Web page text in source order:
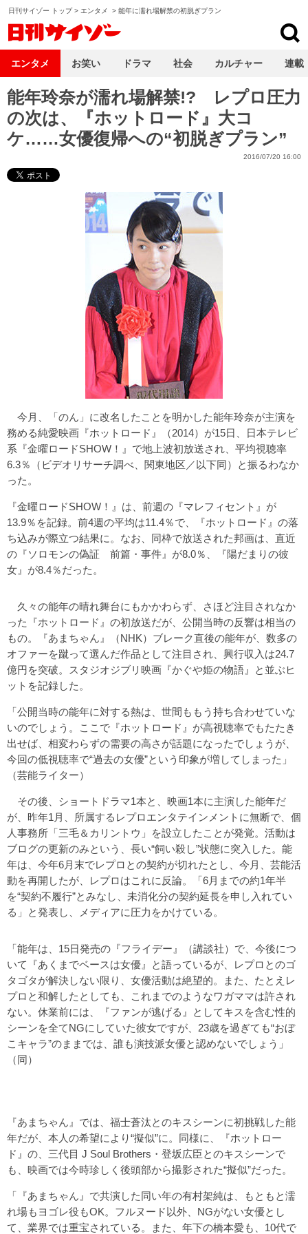
日刊サイゾー トップ> エンタメ > 能年に濡れ場解禁の初脱ぎプラン
能年玲奈が濡れ場解禁!? レプロ圧力
の次は、『ホットロード』大コ
ケ……女優復帰への“初脱ぎプラン”
2016/07/20 16:00
今月、「のん」に改名したことを明かした能年玲奈が主演を
務める純愛映画『ホットロード』（2014）が15日、日本テレビ
系『金曜ロードSHOW！』で地上波初放送され、平均視聴率
6.3％（ビデオリサーチ調べ、関東地区／以下同）と振るわなか
った。
『金曜ロードSHOW！』は、前週の『マレフィセント』が
13.9％を記録。前4週の平均は11.4％で、『ホットロード』の落
ち込みが際立つ結果に。なお、同枠で放送された邦画は、直近
の『ソロモンの偽証 前篇・事件』が8.0％、『陽だまりの彼
女』が8.4％だった。
久々の能年の晴れ舞台にもかかわらず、さほど注目されなか
った『ホットロード』の初放送だが、公開当時の反響は相当の
もの。『あまちゃん』（NHK）ブレーク直後の能年が、数多の
オファーを蹴って選んだ作品として注目され、興行収入は24.7
億円を突破。スタジオジブリ映画『かぐや姫の物語』と並ぶヒ
ットを記録した。
「公開当時の能年に対する熱は、世間ももう持ち合わせていな
いのでしょう。ここで『ホットロード』が高視聴率でもたたき
出せば、相変わらずの需要の高さが話題になったでしょうが、
今回の低視聴率で“過去の女優”という印象が増してしまった」
（芸能ライター）
その後、ショートドラマ1本と、映画1本に主演した能年だ
が、昨年1月、所属するレプロエンタテインメントに無断で、個
人事務所「三毛＆カリントウ」を設立したことが発覚。活動は
ブログの更新のみという、長い“飼い殺し”状態に突入した。能
年は、今年6月末でレプロとの契約が切れたとし、今月、芸能活
動を再開したが、レプロはこれに反論。「6月までの約1年半
を“契約不履行”とみなし、未消化分の契約延長を申し入れてい
る」と発表し、メディアに圧力をかけている。
「能年は、15日発売の『フライデー』（講談社）で、今後につ
いて『あくまでベースは女優』と語っているが、レプロとのゴ
タゴタが解決しない限り、女優活動は絶望的。また、たとえレ
プロと和解したとしても、これまでのようなワガママは許され
ない。休業前には、『ファンが逃げる』としてキスを含む性的
シーンを全てNGにしていた彼女ですが、23歳を過ぎても“おぼ
こキャラ”のままでは、誰も演技派女優と認めないでしょう」
（同）
『あまちゃん』では、福士蒼汰とのキスシーンに初挑戦した能
年だが、本人の希望により“擬似”に。同様に、『ホットロー
ド』の、三代目 J Soul Brothers・登坂広臣とのキスシーンで
も、映画では今時珍しく後頭部から撮影された“擬似”だった。
「『あまちゃん』で共演した同い年の有村架純は、もともと濡
れ場もヨゴレ役もOK。フルヌード以外、NGがない女優とし
て、業界では重宝されている。また、年下の橋本愛も、10代で
エンタメ お笑い ドラマ 社会 カルチャー 連載